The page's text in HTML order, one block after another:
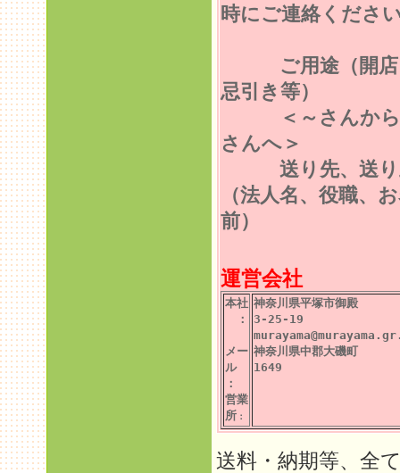
時にご連絡くださ
ご用途（開店
忌引き等）
＜～さんから
さんへ＞
送り先、送り
（法人名、役職、
前）
運営会社
本社
：
メー
ル
：
営業
所 ：
神奈川県平塚市御殿
3-25-19
神奈川県中郡大磯町
1649
送料・納期等、全